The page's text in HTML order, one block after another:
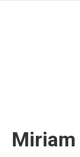
Miriam